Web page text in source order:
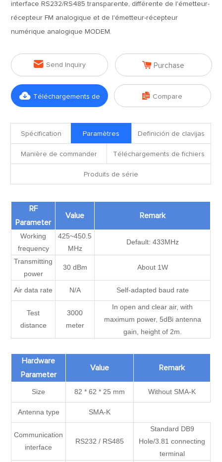
interface RS232/RS485 transparente, différente de l'émetteur-
récepteur FM analogique et de l'émetteur-récepteur
numérique analogique MODEM.
 Send Inquiry  Purchase
 Téléchargements de  Compare
Spécification Paramètres Definición de clavijas
Manière de commander Téléchargements de fichiers
Produits de série
RF
Parameter
Value Remark
Working
frequency
425~450.5
MHz
Default: 433MHz
Transmitting
power
30 dBm About 1W
Air data rate N/A Self-adapted baud rate
Test
distance
3000
meter
In open and clear air, with
maximum power, 5dBi antenna
gain, height of 2m.
Hardware
Parameter
Value Remark
Size 82 * 62 * 25 mm Without SMA-K
Antenna type SMA-K
Communication
interface
RS232 / RS485
Standard DB9
Hole/3.81 connecting
terminal